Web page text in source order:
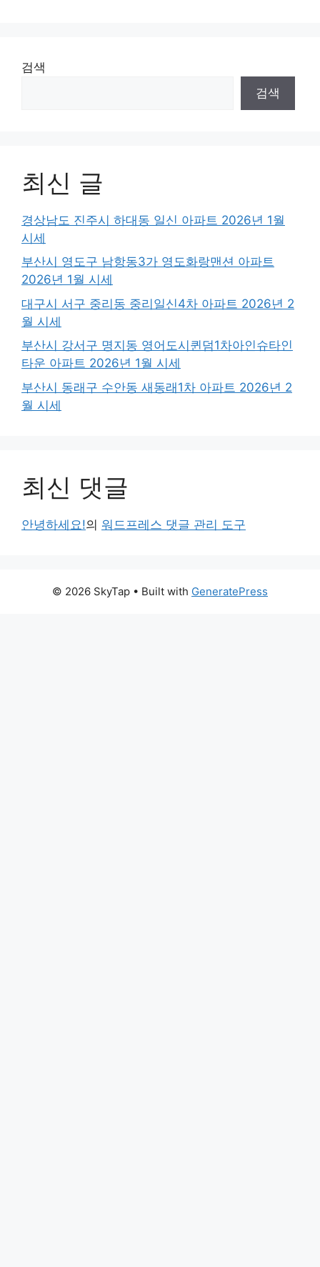
검색
검색
최신 글
경상남도 진주시 하대동 일신 아파트 2026년 1월
시세
부산시 영도구 남항동3가 영도화랑맨션 아파트
2026년 1월 시세
대구시 서구 중리동 중리일신4차 아파트 2026년 2
월 시세
부산시 강서구 명지동 영어도시퀸덤1차아인슈타인
타운 아파트 2026년 1월 시세
부산시 동래구 수안동 새동래1차 아파트 2026년 2
월 시세
최신 댓글
안녕하세요!의 워드프레스 댓글 관리 도구
© 2026 SkyTap • Built with GeneratePress